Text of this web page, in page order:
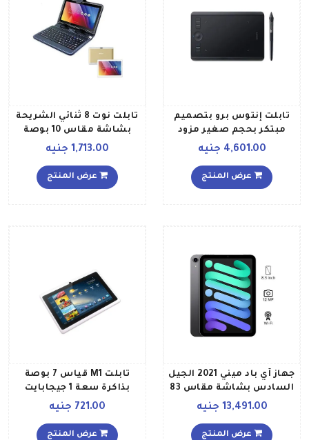
تابلت إنتوس برو بتصميم
مبتكر بحجم صغير مزود
بقلم طراز PTH460K0B
4,601.00 جنيه
عرض المنتج
تابلت نوت 8 ثنائي الشريحة
بشاشة مقاس 10 بوصة
جيجابايت ويدعم تقنية الواي
1,713.00 جنيه
عرض المنتج
جهاز آي باد ميني 2021 الجيل
السادس بشاشة مقاس 83
ومزود بتطبيق فيس تايم
13,491.00 جنيه
عرض المنتج
تابلت M1 قياس 7 بوصة
بذاكرة سعة 1 جيجابايت
متعدد الالوان
721.00 جنيه
عرض المنتج